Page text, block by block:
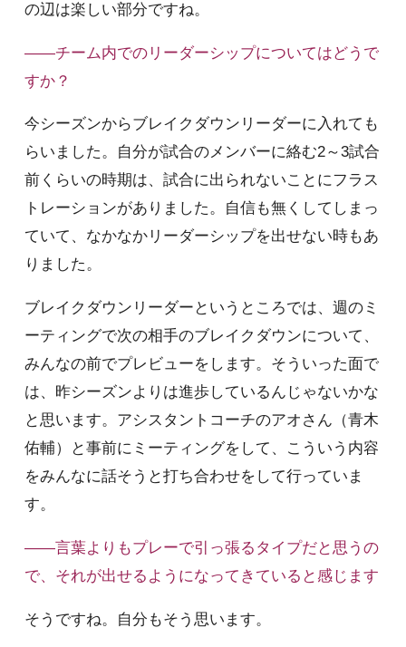
の辺は楽しい部分ですね。
――チーム内でのリーダーシップについてはどうで
すか？
今シーズンからブレイクダウンリーダーに入れても
らいました。自分が試合のメンバーに絡む2～3試合
前くらいの時期は、試合に出られないことにフラス
トレーションがありました。自信も無くしてしまっ
ていて、なかなかリーダーシップを出せない時もあ
りました。
ブレイクダウンリーダーというところでは、週のミ
ーティングで次の相手のブレイクダウンについて、
みんなの前でプレビューをします。そういった面で
は、昨シーズンよりは進歩しているんじゃないかな
と思います。アシスタントコーチのアオさん（青木
佑輔）と事前にミーティングをして、こういう内容
をみんなに話そうと打ち合わせをして行っていま
す。
――言葉よりもプレーで引っ張るタイプだと思うの
で、それが出せるようになってきていると感じます
そうですね。自分もそう思います。